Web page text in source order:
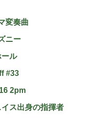
変奏曲
ニー
ル
#33
2pm
ス出身の指揮者